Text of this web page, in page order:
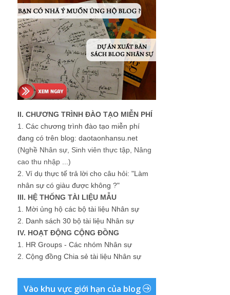
II. CHƯƠNG TRÌNH ĐÀO TẠO MIỄN PHÍ
1. Các chương trình đào tạo miễn phí
đang có trên blog: daotaonhansu.net
(Nghề Nhân sự, Sinh viên thực tập, Nâng
cao thu nhập ...)
2. Ví dụ thực tế trả lời cho câu hỏi: "Làm
nhân sự có giàu được không ?"
III. HỆ THỐNG TÀI LIỆU MẪU
1. Mời ủng hộ các bộ tài liệu Nhân sự
2. Danh sách 30 bộ tài liệu Nhân sự
IV. HOẠT ĐỘNG CỘNG ĐỒNG
1. HR Groups - Các nhóm Nhân sự
2. Cộng đồng Chia sẻ tài liệu Nhân sự
Vào khu vực giới hạn của blog